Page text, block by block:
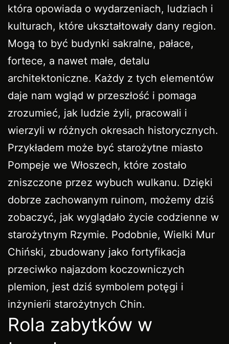
która opowiada o wydarzeniach, ludziach i
kulturach, które ukształtowały dany region.
Mogą to być budynki sakralne, pałace,
fortece, a nawet małe, detalu
architektoniczne. Każdy z tych elementów
daje nam wgląd w przeszłość i pomaga
zrozumieć, jak ludzie żyli, pracowali i
wierzyli w różnych okresach historycznych.
Przykładem może być starożytne miasto
Pompeje we Włoszech, które zostało
zniszczone przez wybuch wulkanu. Dzięki
dobrze zachowanym ruinom, możemy dziś
zobaczyć, jak wyglądało życie codzienne w
starożytnym Rzymie. Podobnie, Wielki Mur
Chiński, zbudowany jako fortyfikacja
przeciwko najazdom koczowniczych
plemion, jest dziś symbolem potęgi i
inżynierii starożytnych Chin.
Rola zabytków w